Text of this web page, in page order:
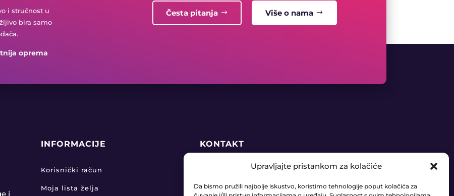
Upravljajte pristankom za kolačiće
Da bismo pružili najbolje iskustvo, koristimo tehnologije poput kolačića za
i stručnost u
bira samo
oprema
Česta pitanja Više o nama
i
INFORMACIJE
Korisnički račun
Moja lista želja
KONTAKT
+385 91 888 6406
prodaja@ledaudio.hr